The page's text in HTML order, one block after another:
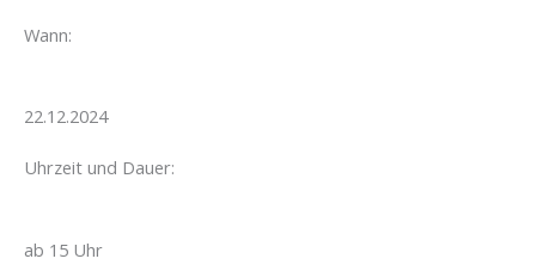
Wann:
22.12.2024
Uhrzeit und Dauer:
ab 15 Uhr